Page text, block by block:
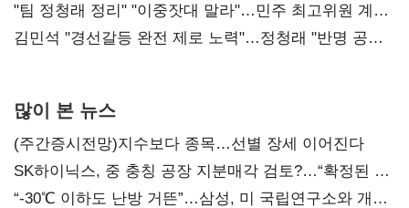
"팀 정청래 정리" "이중잣대 말라"…민주 최고위원 계파
다툼 격화
김민석 "경선갈등 완전 제로 노력"…정청래 "반명 공세
많이 본 뉴스
(주간증시전망)지수보다 종목…선별 장세 이어진다
SK하이닉스, 중 충칭 공장 지분매각 검토?…“확정된 바
없어”
“-30℃ 이하도 난방 거뜬”…삼성, 미 국립연구소와 개발